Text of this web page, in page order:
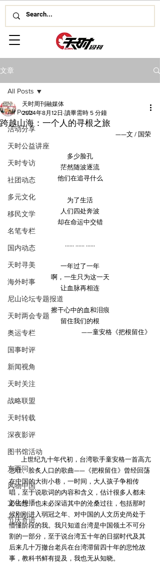
文章
All Posts
活动分享
天时公益讲座
天时专访
社团动态
多元文化
移民文学
名笔专栏
国内动态
天时寻美
海外时事
尼山论坛专题报道
天时两会专题
奥运专栏
国事时评
新闻视角
天时关注
战略联盟
天时转载
深夜影评
图书馆活动
东西问
风物中国
文化传播
节庆寄语
All Posts
跨越山海：一个人的寻根之旅
天时周刊融媒体
2024年8月12日 讀畢需時 5 分鐘
——文 / 国荣
多少脸孔
茫然随波逐流
他们在追寻什么
为了生活
人们四处奔波
却在命运中交错
…… …… ……
一年过了一年
啊，一生只为这一天
让血脉再相连
擦干心中的血和泪痕
留住我们的根
——童安格《把根留住》
悲壮、脍炙人口的歌曲——《把根留住》曾经回荡
在中国的大街小巷，一时间，大人孩子争相传
唱，至于说歌词的内容和含义，估计很多人都未
必去想，也未必深谙其中的沧桑过往，包括那时
候刚刚进入弱冠之年、对中国的人文历史尚处于
懵懂阶段的我。我只知道台湾是中国领土不可分
割的一部分，至于说台湾五十年的日据时代及其
后来几十万撤台老兵在台湾滞留四十年的悲怆故
事，教科书鲜有提及，我也无从知晓。